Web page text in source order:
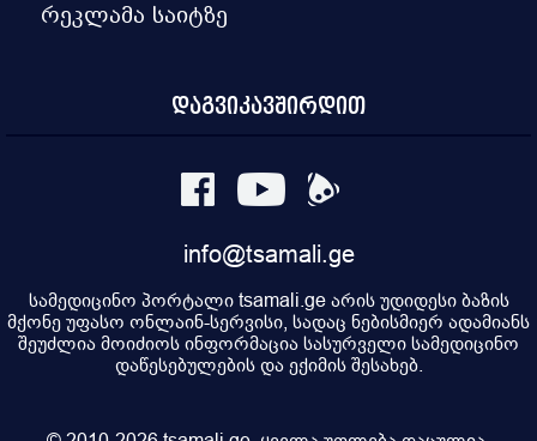
რეკლამა საიტზე
დაგვიკავშირდით
info@tsamali.ge
სამედიცინო პორტალი tsamali.ge არის უდიდესი ბაზის
მქონე უფასო ონლაინ-სერვისი, სადაც ნებისმიერ ადამიანს
შეუძლია მოიძიოს ინფორმაცია სასურველი სამედიცინო
დაწესებულების და ექიმის შესახებ.